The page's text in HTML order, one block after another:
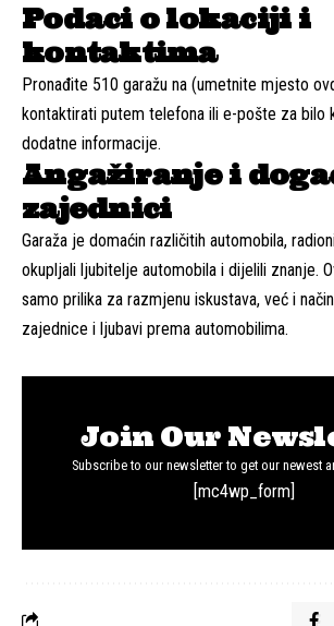
Podaci o lokaciji i
kontaktima
Pronađite 510 garažu na (umetnite mjesto
kontaktirati putem telefona ili e-pošte za bilo
dodatne informacije.
Angažiranje i
zajednici
Garaža je domaćin različitih automobila,
okupljali ljubitelje automobila i dijelili znanje.
samo prilika za razmjenu iskustava, već i
zajednice i ljubavi prema automobilima.
Join Our
Subscribe to our newsletter to get our newest
[mc4wp_form]